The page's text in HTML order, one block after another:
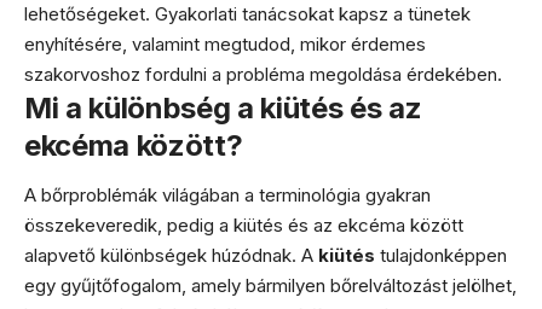
lehetőségeket. Gyakorlati tanácsokat kapsz a tünetek
enyhítésére, valamint megtudod, mikor érdemes
szakorvoshoz fordulni a probléma megoldása érdekében.
Mi a különbség a kiütés és az
ekcéma között?
A bőrproblémák világában a terminológia gyakran
összekeveredik, pedig a kiütés és az ekcéma között
alapvető különbségek húzódnak. A kiütés tulajdonképpen
egy gyűjtőfogalom, amely bármilyen bőrelváltozást jelölhet,